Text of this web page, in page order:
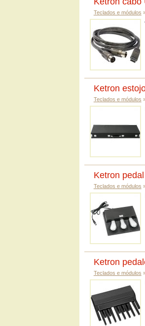
Teclados e módulos
Ketron
Teclados e módulos
Ketron
Teclados e módulos
Ketron
Teclados e módulos